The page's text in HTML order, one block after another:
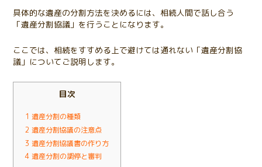
具体的な遺産の分割方法を決めるには、相続人間で話し合う
「遺産分割協議」を行うことになります。
ここでは、相続をすすめる上で避けては通れない「遺産分割協
議」についてご説明します。
目次
1 遺産分割の種類
2 遺産分割協議の注意点
3 遺産分割協議書の作り方
4 遺産分割の調停と審判